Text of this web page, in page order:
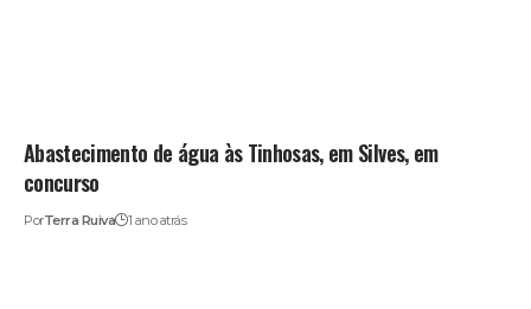
Abastecimento de água às Tinhosas, em Silves, em
concurso
PorTerra Ruiva 1 ano atrás